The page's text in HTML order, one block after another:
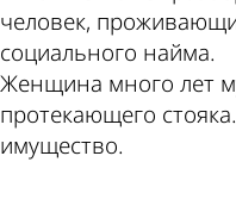
человек,
социального найма.
Женщина много лет
протекающего
имущество.